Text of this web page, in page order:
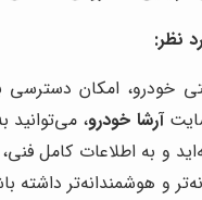
نظر:
خودرو، امکان
آرشا خودرو، می‌توانید
و به اطلاعات کامل
و هوشمندانه‌تر داشته